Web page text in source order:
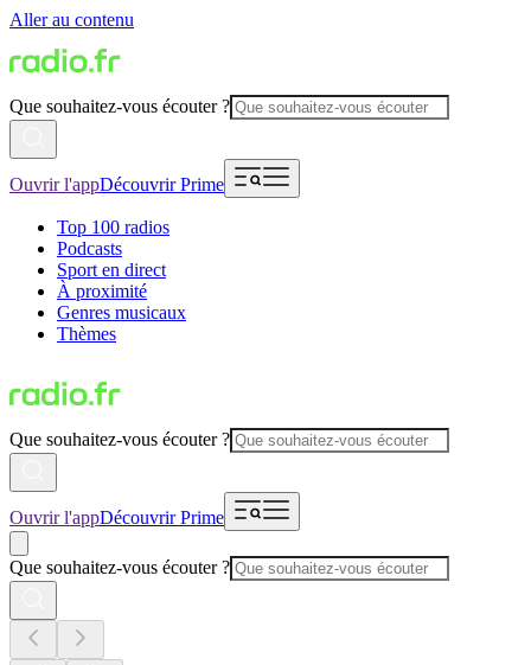
Aller au contenu
Que souhaitez-vous écouter ?
Ouvrir l'appDécouvrir Prime
Top 100 radios
Podcasts
Sport en direct
À proximité
Genres musicaux
Thèmes
Que souhaitez-vous écouter ?
Ouvrir l'appDécouvrir Prime
Que souhaitez-vous écouter ?